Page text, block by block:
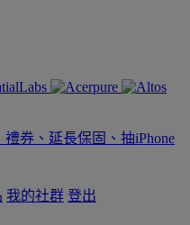
券、延長保固、抽iPhone
我的社群 登出